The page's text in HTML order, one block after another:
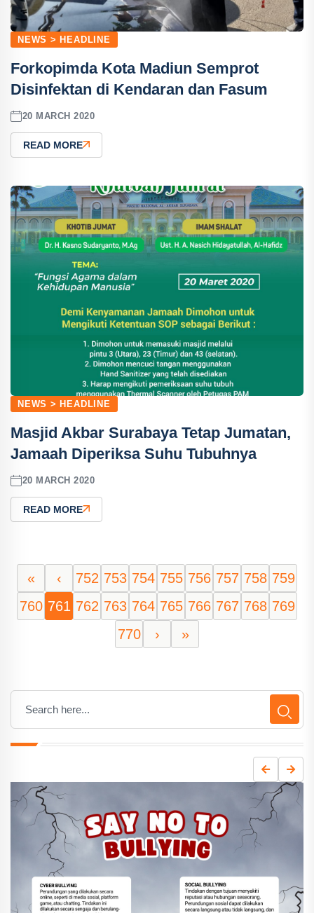
NEWS > HEADLINE
Forkopimda Kota Madiun Semprot
Disinfektan di Kendaran dan Fasum
20 MARCH 2020
READ MORE
NEWS > HEADLINE
Masjid Akbar Surabaya Tetap Jumatan,
Jamaah Diperiksa Suhu Tubuhnya
20 MARCH 2020
READ MORE
« ‹ 752 753 754 755 756 757 758 759
760 761 762 763 764 765 766 767 768 769
770
› »